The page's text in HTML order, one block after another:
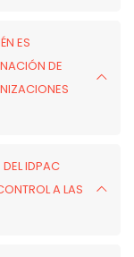
ES
DE
IDPAC
A LAS